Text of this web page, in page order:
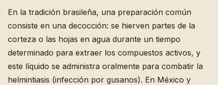
En la tradición brasileña, una preparación común
consiste en una decocción: se hierven partes de la
corteza o las hojas en agua durante un tiempo
determinado para extraer los compuestos activos, y
este líquido se administra oralmente para combatir la
helmintiasis (infección por gusanos). En México y